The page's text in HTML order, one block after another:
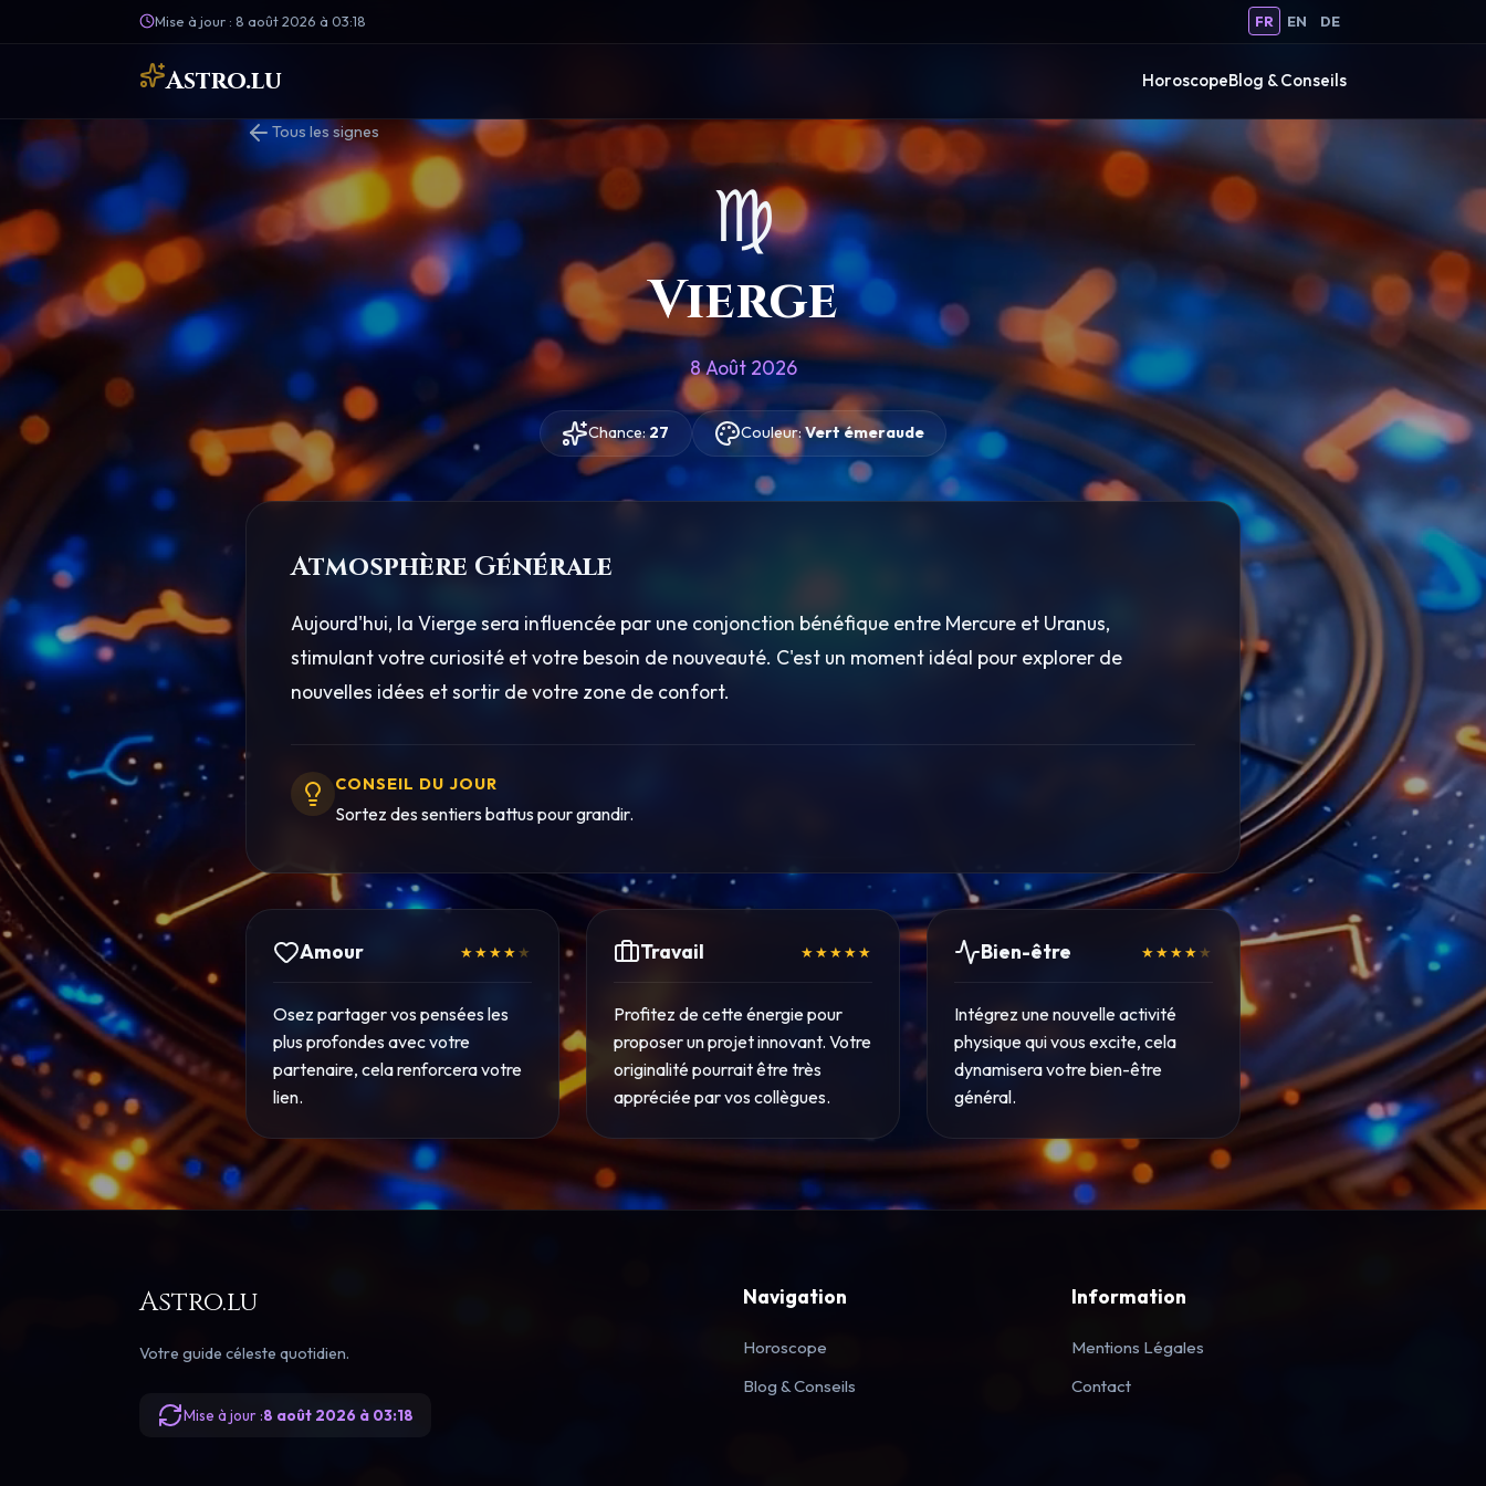
Mise à jour : 8 août 2026 à 03:18 FR EN DE
Astro.lu HoroscopeBlog & Conseils
Tous les signes
♍
Vierge
8 Août 2026
Chance:27 Couleur:Vert émeraude
Atmosphère Générale
Aujourd'hui, la Vierge sera influencée par une conjonction bénéfique entre Mercure et Uranus,
stimulant votre curiosité et votre besoin de nouveauté. C'est un moment idéal pour explorer de
nouvelles idées et sortir de votre zone de confort.
CONSEIL DU JOUR
Sortez des sentiers battus pour grandir.
Amour ★★★★★
Osez partager vos pensées les
plus profondes avec votre
partenaire, cela renforcera votre
lien.
Travail ★★★★★
Profitez de cette énergie pour
proposer un projet innovant. Votre
originalité pourrait être très
appréciée par vos collègues.
Bien-être ★★★★★
Intégrez une nouvelle activité
physique qui vous excite, cela
dynamisera votre bien-être
général.
Astro.lu
Votre guide céleste quotidien.
Mise à jour :8 août 2026 à 03:18
Navigation
Horoscope
Blog & Conseils
Information
Mentions Légales
Contact